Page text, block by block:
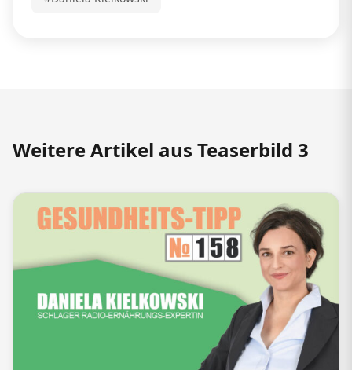
Weitere Artikel aus Teaserbild 3